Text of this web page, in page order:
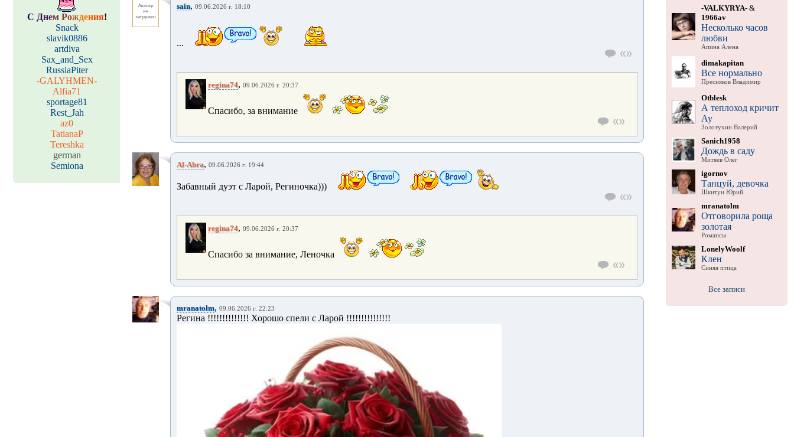
С Днем Рождения!
Snack
slavik0886
artdiva
Sax_and_Sex
RussiaPiter
-GALYHMEN-
Alfia71
sportage81
Rest_Jah
az0
TatianaP
Tereshka
german
Semiona
sain, 09.06.2026 г. 18:10
...
regina74, 09.06.2026 г. 20:37
Спасибо, за внимание
Al-Abra, 09.06.2026 г. 19:44
Забавный дуэт с Ларой, Региночка)))
regina74, 09.06.2026 г. 20:37
Спасибо за внимание, Леночка
mranatolm, 09.06.2026 г. 22:23
Регина !!!!!!!!!!!!!! Хорошо спели с Ларой !!!!!!!!!!!!!!!
-VALKYRYA-&
1966av
Несколько часов
любви
Апина Алена
dimakapitan
Все нормально
Пресняков Владимир
Otblesk
А теплоход кричит
Ау
Золотухин Валерий
Sanich1958
Дождь в саду
Митяев Олег
igornov
Танцуй, девочка
Шкитун Юрий
mranatolm
Отговорила роща
золотая
Романсы
LonelyWoolf
Клен
Синяя птица
Все записи